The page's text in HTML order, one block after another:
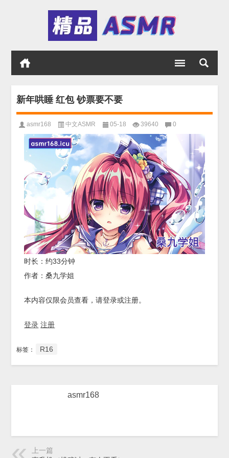
新年哄睡 红包 钞票要不要
asmr168 中文ASMR 05-18 39640 0
时长：约33分钟
作者：桑九学姐
本内容仅限会员查看，请登录或注册。
登录 注册
标签： R16
asmr168
上一篇